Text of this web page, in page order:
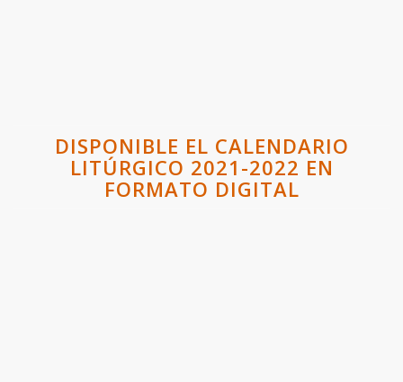
DISPONIBLE EL CALENDARIO
LITÚRGICO 2021-2022 EN
FORMATO DIGITAL